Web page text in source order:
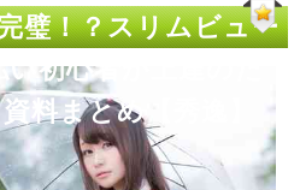
璧！？スリムビュー
初心者が上達のた
料まとめ【秀逸】